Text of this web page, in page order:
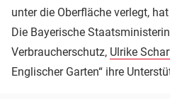
unter die Oberfläche verlegt,
Die Bayerische
Verbraucherschutz, Ulrike
Englischer Garten“ ihre